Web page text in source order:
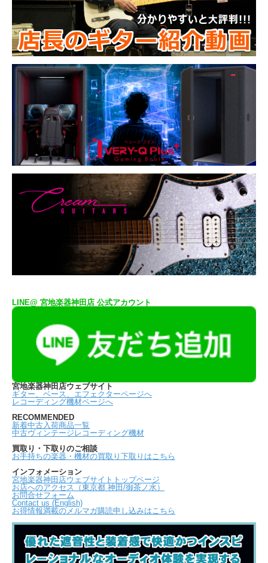
LINE@ 宮地楽器神田店 公式アカウント
宮地楽器神田店ウェブサイト
ギター、ベース、エフェクターページへ
レコーディング機材ページへ
RECOMMENDED
新着中古入荷商品一覧
中古ヴィンテージレコーディング機材
買取り・下取りのご相談
お手持ちの楽器・機材の買取り下取りはこちら
インフォメーション
宮地楽器神田店ウェブサイトトップページ
お店へのアクセス（東京都 神田/御茶ノ水）
お問合せフォーム
Contact us (English)
お得情報満載のメルマガ購読申し込みはこちら